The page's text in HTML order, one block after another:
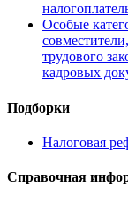
Особые
трудового
кадровых
Подборки
Налоговая
Справочная